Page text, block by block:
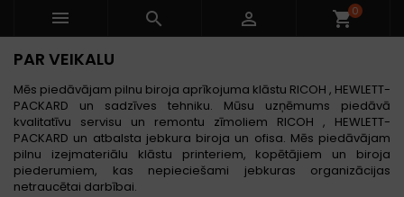
   shopping_cart0
PAR VEIKALU
Mēs piedāvājam pilnu biroja aprīkojuma klāstu RICOH , HEWLETT-
PACKARD un sadzīves tehniku. Mūsu uzņēmums piedāvā
kvalitatīvu servisu un remontu zīmoliem RICOH , HEWLETT-
PACKARD un atbalsta jebkura biroja un ofisa. Mēs piedāvājam
pilnu izejmateriālu klāstu printeriem, kopētājiem un biroja
piederumiem, kas nepieciešami jebkuras organizācijas
netraucētai darbībai.